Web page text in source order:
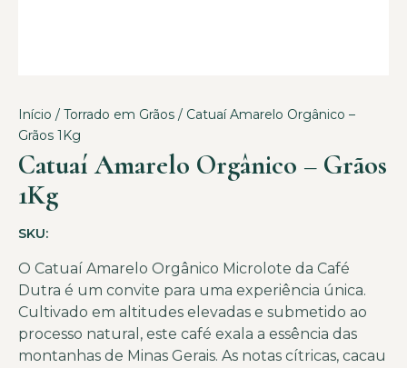
Início / Torrado em Grãos / Catuaí Amarelo Orgânico –
Grãos 1Kg
Catuaí Amarelo Orgânico – Grãos
1Kg
SKU:
O Catuaí Amarelo Orgânico Microlote da Café
Dutra é um convite para uma experiência única.
Cultivado em altitudes elevadas e submetido ao
processo natural, este café exala a essência das
montanhas de Minas Gerais. As notas cítricas, cacau